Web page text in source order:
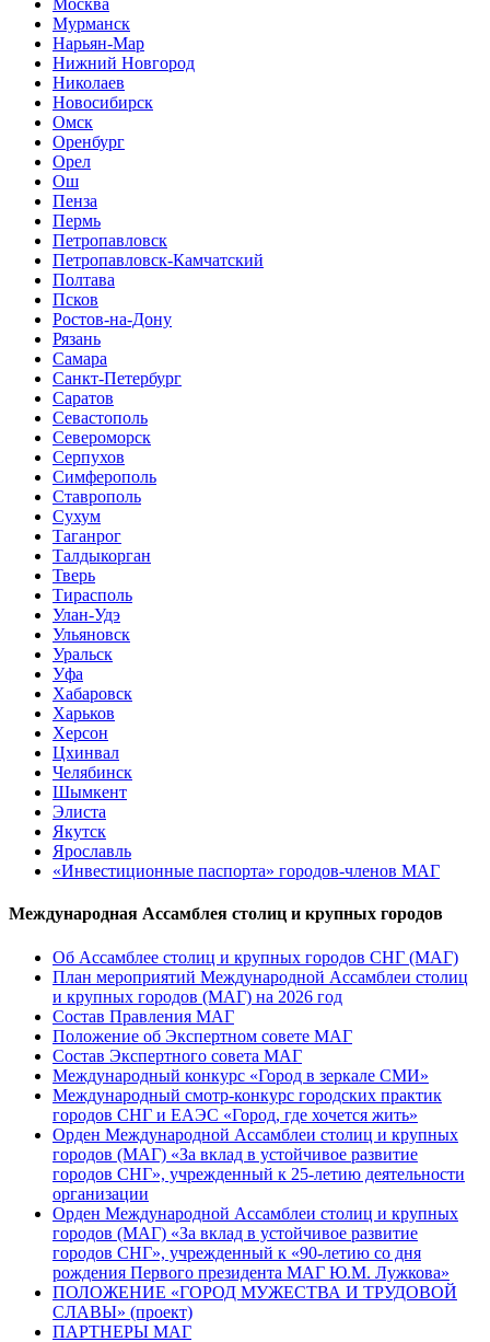
Москва
Мурманск
Нарьян-Мар
Нижний Новгород
Николаев
Новосибирск
Омск
Оренбург
Орел
Ош
Пенза
Пермь
Петропавловск
Петропавловск-Камчатский
Полтава
Псков
Ростов-на-Дону
Рязань
Самара
Санкт-Петербург
Саратов
Севастополь
Североморск
Серпухов
Симферополь
Ставрополь
Сухум
Таганрог
Tалдыкорган
Тверь
Тирасполь
Улан-Удэ
Ульяновск
Уральск
Уфа
Хабаровск
Харьков
Херсон
Цхинвал
Челябинск
Шымкент
Элиста
Якутск
Ярославль
«Инвестиционные паспорта» городов-членов МАГ
Международная Ассамблея столиц и крупных городов
Об Ассамблее столиц и крупных городов СНГ (МАГ)
План мероприятий Международной Ассамблеи столиц
и крупных городов (МАГ) на 2026 год
Состав Правления МАГ
Положение об Экспертном совете МАГ
Состав Экспертного совета МАГ
Международный конкурс «Город в зеркале СМИ»
Международный смотр-конкурс городских практик
городов СНГ и ЕАЭС «Город, где хочется жить»
Орден Международной Ассамблеи столиц и крупных
городов (МАГ) «За вклад в устойчивое развитие
городов СНГ», учрежденный к 25-летию деятельности
организации
Орден Международной Ассамблеи столиц и крупных
городов (МАГ) «За вклад в устойчивое развитие
городов СНГ», учрежденный к «90-летию со дня
рождения Первого президента МАГ Ю.М. Лужкова»
ПОЛОЖЕНИЕ «ГОРОД МУЖЕСТВА И ТРУДОВОЙ
СЛАВЫ» (проект)
ПАРТНЕРЫ МАГ